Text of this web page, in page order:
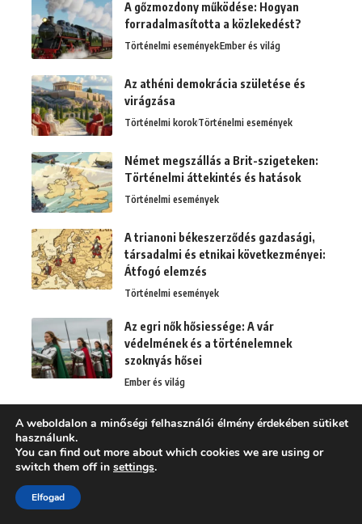
A gőzmozdony működése: Hogyan
forradalmasította a közlekedést?
Történelmi eseményekEmber és világ
Az athéni demokrácia születése és
virágzása
Történelmi korokTörténelmi események
Német megszállás a Brit-szigeteken:
Történelmi áttekintés és hatások
Történelmi események
A trianoni békeszerződés gazdasági,
társadalmi és etnikai következményei:
Átfogó elemzés
Történelmi események
Az egri nők hősiessége: A vár
védelmének és a történelemnek
szoknyás hősei
Ember és világ
A hagyományok igazi ereje: Értékek és
összetartozás a modern élet
fogaskerekei között
Ember és világ
A weboldalon a minőségi felhasználói élmény érdekében sütiket
használunk.
You can find out more about which cookies we are using or
switch them off in settings.
Elfogad